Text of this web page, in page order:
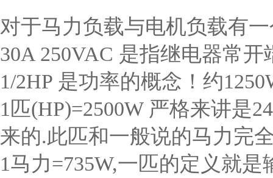
对于马力负载与电机负载有
30A 250VAC 是指继电器常开
1/2HP 是功率的概念！约
1匹(HP)=2500W 严格来讲是
来的.此匹和一般说的马力完
1马力=735W,一匹的定义就